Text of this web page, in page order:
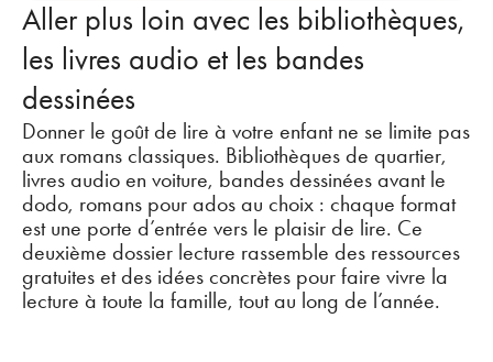
Aller plus loin avec les bibliothèques,
les livres audio et les bandes
dessinées
Donner le goût de lire à votre enfant ne se limite pas
aux romans classiques. Bibliothèques de quartier,
livres audio en voiture, bandes dessinées avant le
dodo, romans pour ados au choix : chaque format
est une porte d’entrée vers le plaisir de lire. Ce
deuxième dossier lecture rassemble des ressources
gratuites et des idées concrètes pour faire vivre la
lecture à toute la famille, tout au long de l’année.